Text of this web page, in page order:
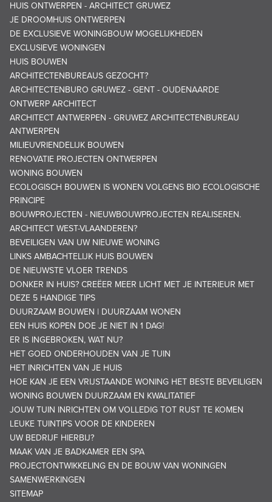
HUIS ONTWERPEN - ARCHITECT GRUWEZ
JE DROOMHUIS ONTWERPEN
DE EXCLUSIEVE WONINGBOUW MOGELIJKHEDEN
EXCLUSIEVE WONINGEN
HUIS BOUWEN
ARCHITECTENBUREAUS GEZOCHT?
ARCHITECTENBURO GRUWEZ - GENT - OUDENAARDE
ONTWERP ARCHITECT
ARCHITECT ANTWERPEN - GRUWEZ ARCHITECTENBUREAU
ANTWERPEN
MILIEUVRIENDELIJK BOUWEN
RENOVATIE PROJECTEN ONTWERPEN
WONING BOUWEN
ECOLOGISCH BOUWEN IS WONEN VOLGENS BIO ECOLOGISCHE
PRINCIPE
BOUWPROJECTEN - NIEUWBOUWPROJECTEN REALISEREN.
ARCHITECT WEST-VLAANDEREN?
BEVEILIGEN VAN UW NIEUWE WONING
LINKS AMBACHTELIJK HUIS BOUWEN
DE NIEUWSTE VLOER TRENDS
DONKER IN HUIS? CREËER MEER LICHT MET JE INTERIEUR MET
DEZE 5 HANDIGE TIPS
DUURZAAM BOUWEN | DUURZAAM WONEN
EEN HUIS KOPEN DOE JE NIET IN 1 DAG!
ER IS INGEBROKEN, WAT NU?
HET GOED ONDERHOUDEN VAN JE TUIN
HET INRICHTEN VAN JE HUIS
HOE KAN JE EEN VRIJSTAANDE WONING HET BESTE BEVEILIGEN
WONING BOUWEN DUURZAAM EN KWALITATIEF
JOUW TUIN INRICHTEN OM VOLLEDIG TOT RUST TE KOMEN
LEUKE TUINTIPS VOOR DE KINDEREN
UW BEDRIJF HIERBIJ?
MAAK VAN JE BADKAMER EEN SPA
PROJECTONTWIKKELING EN DE BOUW VAN WONINGEN
SAMENWERKINGEN
SITEMAP